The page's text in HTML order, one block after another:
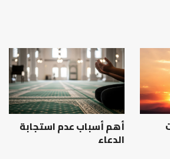
أهم أسباب عدم استجابة
الدعاء